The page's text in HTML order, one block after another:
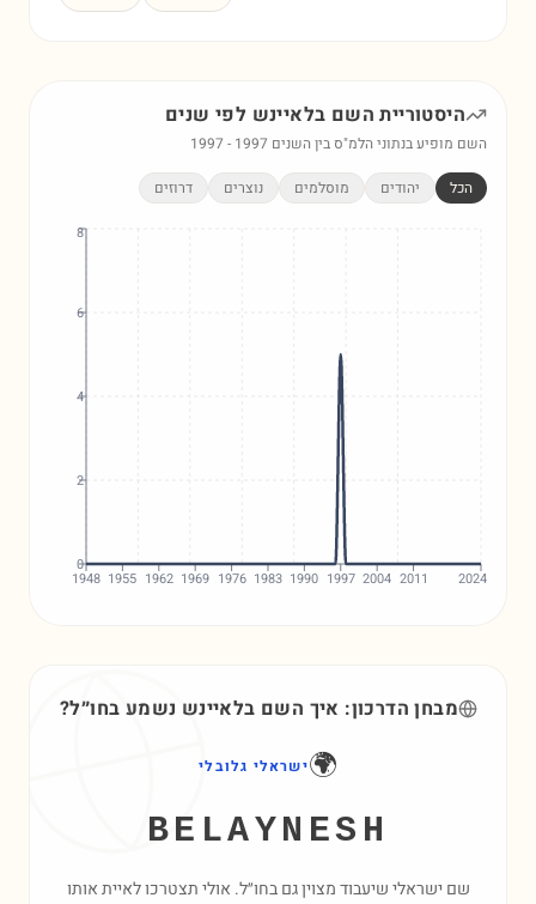
היסטוריית השם בלאיינש לפי שנים
השם מופיע בנתוני הלמ"ס בין השנים 1997 - 1997
הכל יהודים מוסלמים נוצרים דרוזים
1948 1955 1962 1969 1976 1983 1990 1997 2004 2011 2024
0
2
4
6
8
מבחן הדרכון: איך השם בלאיינש נשמע בחו״ל?
🌍ישראלי גלובלי
BELAYNESH
שם ישראלי שיעבוד מצוין גם בחו״ל. אולי תצטרכו לאיית אותו